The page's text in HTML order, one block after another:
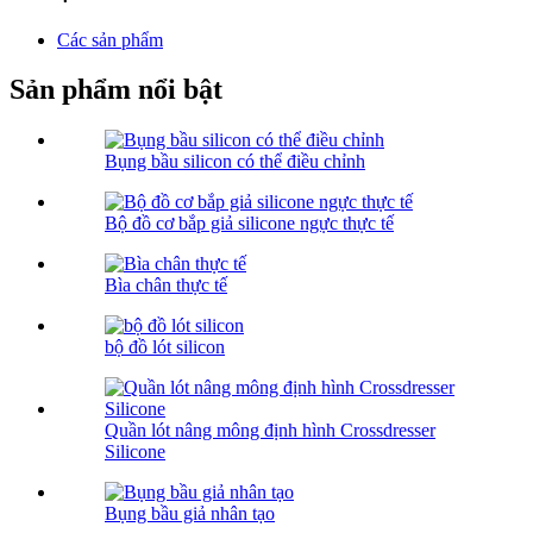
Các sản phẩm
Sản phẩm nổi bật
Bụng bầu silicon có thể điều chỉnh
Bộ đồ cơ bắp giả silicone ngực thực tế
Bìa chân thực tế
bộ đồ lót silicon
Quần lót nâng mông định hình Crossdresser
Silicone
Bụng bầu giả nhân tạo